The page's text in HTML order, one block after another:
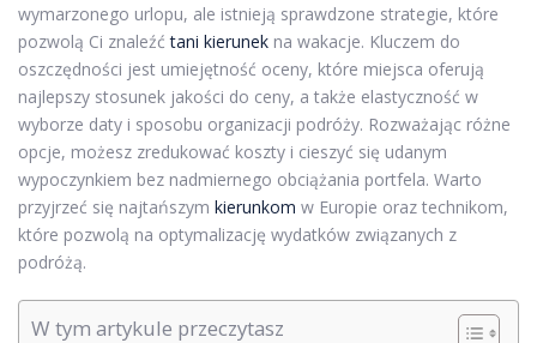
wymarzonego urlopu, ale istnieją sprawdzone strategie, które
pozwolą Ci znaleźćtani kierunek na wakacje. Kluczem do
oszczędności jest umiejętność oceny, które miejsca oferują
najlepszy stosunek jakości do ceny, a także elastyczność w
wyborze daty i sposobu organizacji podróży. Rozważając różne
opcje, możesz zredukować koszty i cieszyć się udanym
wypoczynkiem bez nadmiernego obciążania portfela. Warto
przyjrzeć się najtańszym kierunkom w Europie oraz technikom,
które pozwolą na optymalizację wydatków związanych z
podróżą.
W tym artykule przeczytasz